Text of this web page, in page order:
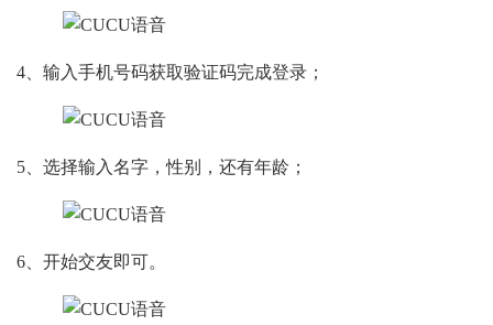
4、输入手机号码获取验证码完成登录；
5、选择输入名字，性别，还有年龄；
6、开始交友即可。